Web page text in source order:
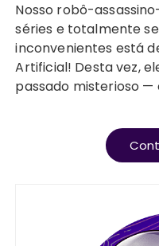
Nosso robô-assassino-sarcástico, viciado em
séries e totalmente
inconvenientes está
Artificial! Desta vez,
passado misterioso —